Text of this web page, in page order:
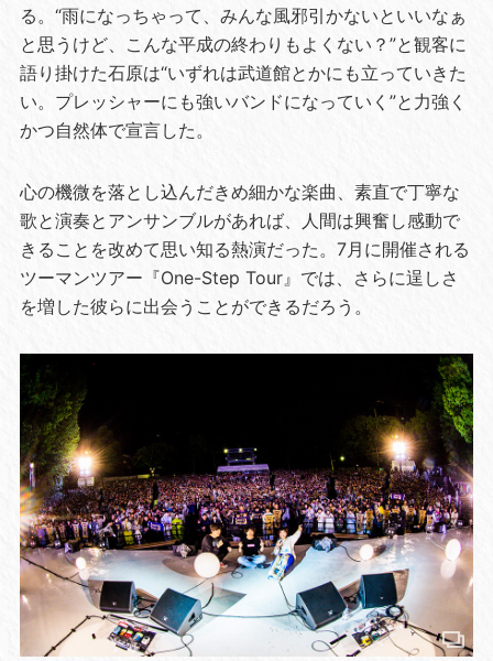
る。“雨になっちゃって、みんな風邪引かないといいなぁ
と思うけど、こんな平成の終わりもよくない？”と観客に
語り掛けた石原は“いずれは武道館とかにも立っていきた
い。プレッシャーにも強いバンドになっていく”と力強く
かつ自然体で宣言した。
心の機微を落とし込んだきめ細かな楽曲、素直で丁寧な
歌と演奏とアンサンブルがあれば、人間は興奮し感動で
きることを改めて思い知る熱演だった。7月に開催される
ツーマンツアー『One-Step Tour』では、さらに逞しさ
を増した彼らに出会うことができるだろう。